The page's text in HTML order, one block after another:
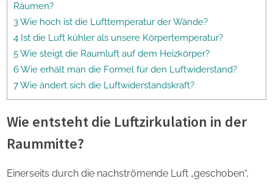
Räumen?
3 Wie hoch ist die Lufttemperatur der Wände?
4 Ist die Luft kühler als unsere Körpertemperatur?
5 Wie steigt die Raumluft auf dem Heizkörper?
6 Wie erhält man die Formel für den Luftwiderstand?
7 Wie ändert sich die Luftwiderstandskraft?
Wie entsteht die Luftzirkulation in der
Raummitte?
Einerseits durch die nachströmende Luft „geschoben“,